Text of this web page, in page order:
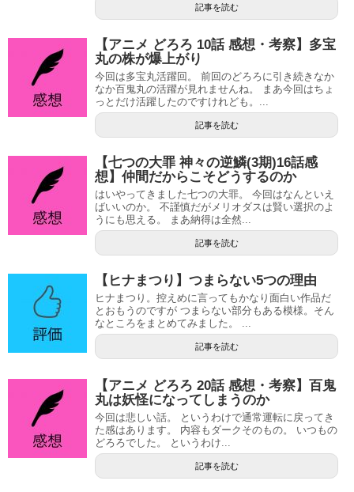
記事を読む
【アニメ どろろ 10話 感想・考察】多宝
丸の株が爆上がり
今回は多宝丸活躍回。 前回のどろろに引き続きなか
なか百鬼丸の活躍が見れませんね。 まあ今回はちょ
っとだけ活躍したのですけれども。...
記事を読む
【七つの大罪 神々の逆鱗(3期)16話感
想】仲間だからこそどうするのか
はいやってきました七つの大罪。 今回はなんといえ
ばいいのか。 不謹慎だがメリオダスは賢い選択のよ
うにも思える。 まあ納得は全然...
記事を読む
【ヒナまつり】つまらない5つの理由
ヒナまつり。控えめに言ってもかなり面白い作品だ
とおもうのですが つまらない部分もある模様。そん
なところをまとめてみました。 ...
記事を読む
【アニメ どろろ 20話 感想・考察】百鬼
丸は妖怪になってしまうのか
今回は悲しい話。 というわけで通常運転に戻ってき
た感はあります。 内容もダークそのもの。 いつもの
どろろでした。 というわけ...
記事を読む